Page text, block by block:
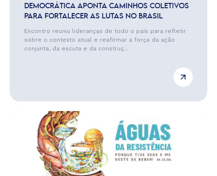
DEMOCRÁTICA APONTA CAMINHOS COLETIVOS
PARA FORTALECER AS LUTAS NO BRASIL
Encontro reuniu lideranças de todo o país para refletir
sobre o contexto atual e reafirmar a força da ação
conjunta, da escuta e da construç...